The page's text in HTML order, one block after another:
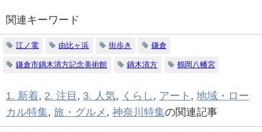
関連キーワード
江ノ電 由比ヶ浜 街歩き 鎌倉
鎌倉市鏑木清方記念美術館 鏑木清方 鶴岡八幡宮
1. 新着, 2. 注目 , 3. 人気, くらし , アート , 地域・ロー
カル特集, 旅・グルメ , 神奈川特集の関連記事